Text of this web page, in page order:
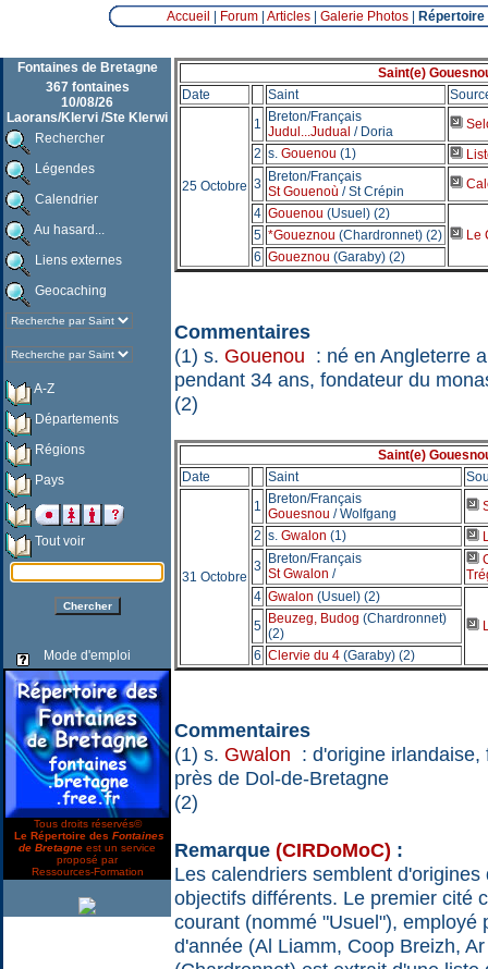
Accueil Forum| Articles| Galerie Photos|
Fontaines de Bretagne
367 fontaines
10/08/26
Laorans/Klervi /Ste Klerwi
Rechercher
Légendes
Calendrier
Au hasard...
Liens externes
Geocaching
A-Z
Départements
Régions
Pays
Tout voir
Mode d'emploi
Tous droits réservés©
Le Répertoire des Fontaines
de Bretagne est un service
proposé par
Ressources-Formation
Saint(e)
Date
Saint
25 Octobre
1
Breton/Français
Judul...Judual / Doria
2 s. Gouenou (1)
3
Breton/Français
St Gouenoù / St Crépin
4 Gouenou (Usuel) (2)
Le
5 *Goueznou (Chardronnet) (2)
6 Goueznou (Garaby) (2)
Commentaires
(1) s. Gouenou : né en Angleterre
pendant 34 ans, fondateur du
(2)
Saint(e)
Date
Saint
31 Octobre
1
Breton/Français
Gouesnou / Wolfgang
2 s. Gwalon (1)
3
Breton/Français
St Gwalon /
4 Gwalon (Usuel) (2)
5 Beuzeg, Budog (Chardronnet)
(2)
6 Clervie du 4 (Garaby) (2)
Commentaires
(1) s. Gwalon : d'origine
près de Dol-de-Bretagne
(2)
Remarque (CIRDoMoC) :
Les calendriers semblent
objectifs différents. Le premier cité
courant (nommé "Usuel"),
d'année (Al Liamm, Coop Breizh,